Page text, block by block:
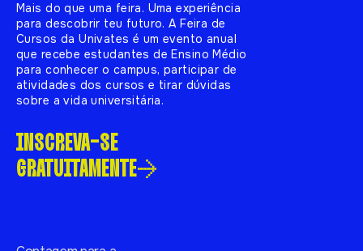
Mais do que uma feira. Uma experiência
para descobrir teu futuro. A Feira de
Cursos da Univates é um evento anual
que recebe estudantes de Ensino Médio
para conhecer o campus, participar de
atividades dos cursos e tirar dúvidas
sobre a vida universitária.
INSCREVA-SE
GRATUITAMENTE